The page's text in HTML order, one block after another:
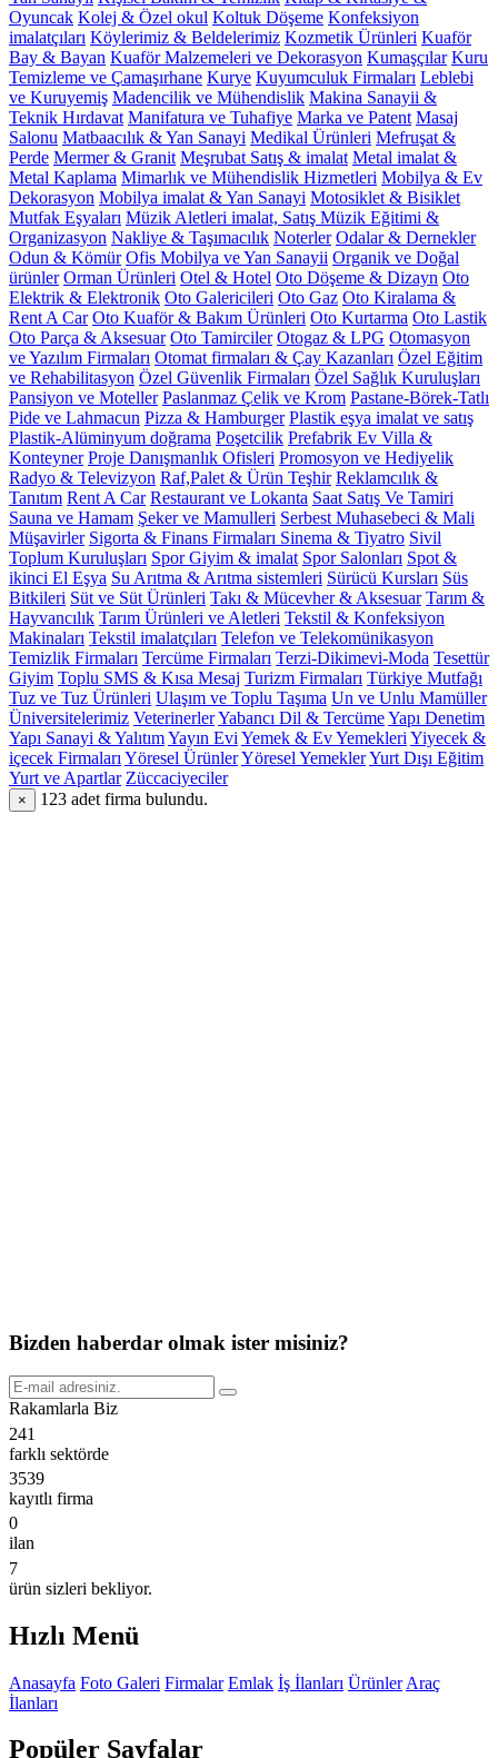
Oyuncak Kolej & Özel okul Koltuk Döşeme Konfeksiyon
imalatçıları Köylerimiz & Beldelerimiz Kozmetik Ürünleri Kuaför
Bay & Bayan Kuaför Malzemeleri ve Dekorasyon Kumaşçılar Kuru
Temizleme ve Çamaşırhane Kurye Kuyumculuk Firmaları Leblebi
ve Kuruyemiş Madencilik ve Mühendislik Makina Sanayii &
Teknik Hırdavat Manifatura ve Tuhafiye Marka ve Patent Masaj
Salonu Matbaacılık & Yan Sanayi Medikal Ürünleri Mefruşat &
Perde Mermer & Granit Meşrubat Satış & imalat Metal imalat &
Metal Kaplama Mimarlık ve Mühendislik Hizmetleri Mobilya & Ev
Dekorasyon Mobilya imalat & Yan Sanayi Motosiklet & Bisiklet
Mutfak Eşyaları Müzik Aletleri imalat, Satış Müzik Eğitimi &
Organizasyon Nakliye & Taşımacılık Noterler Odalar & Dernekler
Odun & Kömür Ofis Mobilya ve Yan Sanayii Organik ve Doğal
ürünler Orman Ürünleri Otel & Hotel Oto Döşeme & Dizayn Oto
Elektrik & Elektronik Oto Galericileri Oto Gaz Oto Kiralama &
Rent A Car Oto Kuaför & Bakım Ürünleri Oto Kurtarma Oto Lastik
Oto Parça & Aksesuar Oto Tamirciler Otogaz & LPG Otomasyon
ve Yazılım Firmaları Otomat firmaları & Çay Kazanları Özel Eğitim
ve Rehabilitasyon Özel Güvenlik Firmaları Özel Sağlık Kuruluşları
Pansiyon ve Moteller Paslanmaz Çelik ve Krom Pastane-Börek-Tatlı
Pide ve Lahmacun Pizza & Hamburger Plastik eşya imalat ve satış
Plastik-Alüminyum doğrama Poşetcilik Prefabrik Ev Villa &
Konteyner Proje Danışmanlık Ofisleri Promosyon ve Hediyelik
Radyo & Televizyon Raf,Palet & Ürün Teşhir Reklamcılık &
Tanıtım Rent A Car Restaurant ve Lokanta Saat Satış Ve Tamiri
Sauna ve Hamam Şeker ve Mamulleri Serbest Muhasebeci & Mali
Müşavirler Sigorta & Finans Firmaları Sinema & Tiyatro Sivil
Toplum Kuruluşları Spor Giyim & imalat Spor Salonları Spot &
ikinci El Eşya Su Arıtma & Arıtma sistemleri Sürücü Kursları Süs
Bitkileri Süt ve Süt Ürünleri Takı & Mücevher & Aksesuar Tarım &
Hayvancılık Tarım Ürünleri ve Aletleri Tekstil & Konfeksiyon
Makinaları Tekstil imalatçıları Telefon ve Telekomünikasyon
Temizlik Firmaları Tercüme Firmaları Terzi-Dikimevi-Moda Tesettür
Giyim Toplu SMS & Kısa Mesaj Turizm Firmaları Türkiye Mutfağı
Tuz ve Tuz Ürünleri Ulaşım ve Toplu Taşıma Un ve Unlu Mamüller
Üniversitelerimiz VeterinerlerYabancı Dil & TercümeYapı Denetim
Yapı Sanayi & YalıtımYayın Evi Yemek & Ev Yemekleri Yiyecek &
içecek Firmaları Yöresel ÜrünlerYöresel YemeklerYurt Dışı Eğitim
Yurt ve Apartlar Züccaciyeciler
× 123 adet firma bulundu.
Bizden haberdar olmak ister misiniz?
Rakamlarla Biz
241
farklı sektörde
3539
kayıtlı firma
0
ilan
7
ürün sizleri bekliyor.
Hızlı Menü
Anasayfa Foto Galeri Firmalar Emlak İş İlanları Ürünler Araç
İlanları
Popüler Sayfalar